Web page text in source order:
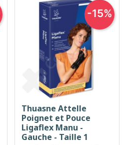
Thuasne Attelle
Poignet et Pouce
Ligaflex Manu -
Gauche - Taille 1
-15%